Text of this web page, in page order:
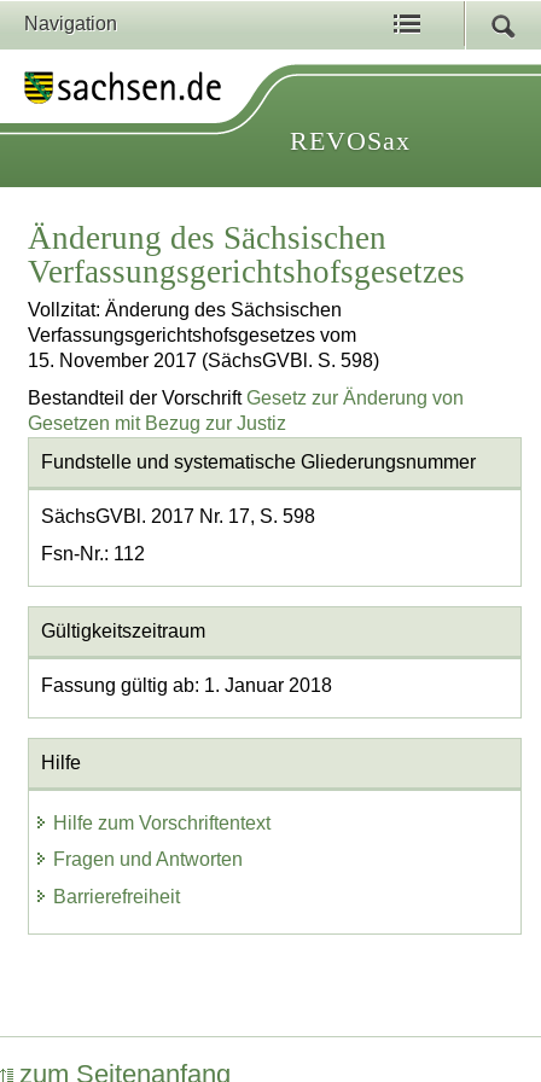
Navigation
REVOSax
Änderung des Sächsischen
Verfassungsgerichtshofsgesetzes
Vollzitat: Änderung des Sächsischen
Verfassungsgerichtshofsgesetzes vom
15. November 2017 (SächsGVBl. S. 598)
Bestandteil der VorschriftGesetz zur Änderung von
Gesetzen mit Bezug zur Justiz
Fundstelle und systematische Gliederungsnummer
SächsGVBl. 2017 Nr. 17, S. 598
Fsn-Nr.: 112
Gültigkeitszeitraum
Fassung gültig ab: 1. Januar 2018
Hilfe
Hilfe zum Vorschriftentext
Fragen und Antworten
Barrierefreiheit
zum Seitenanfang